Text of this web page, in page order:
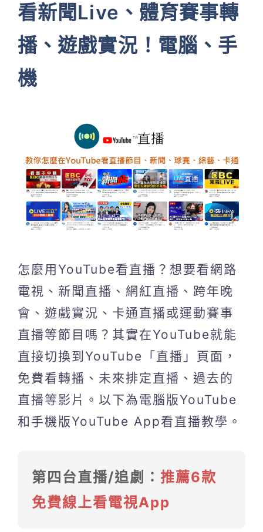
看新聞Live、體育賽事轉
播、遊戲實況！電腦、手
機
怎麼用YouTube看直播？想要看網路
電視、新聞直播、網紅直播、跨年晚
會、遊戲實況、卡通直播或運動賽事
直播等節目嗎？其實在YouTube就能
直接切換到YouTube「直播」頁面，
免費看轉播、未來排定直播、過去的
直播等影片。以下為電腦版YouTube
和手機版YouTube App看直播教學。
第四台直播/追劇： 推薦6款
免費線上看電視App